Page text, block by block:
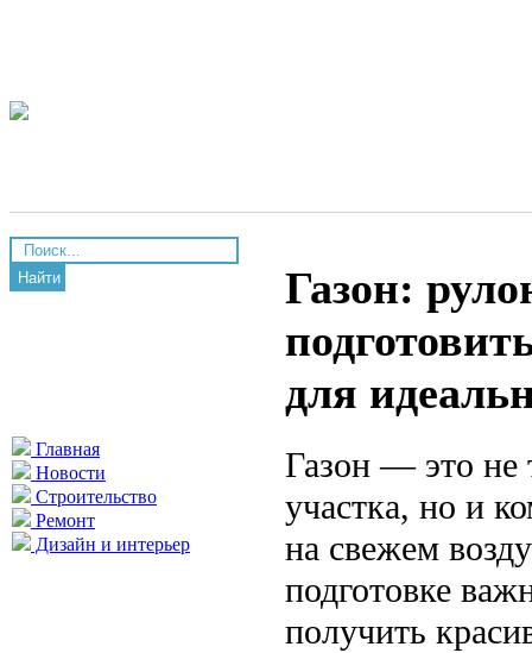
Найти
Главная
Новости
Строительство
Ремонт
Дизайн и интерьер
Газон:
для
Газон — это не
участка, но и
на свежем
подготовке
получить